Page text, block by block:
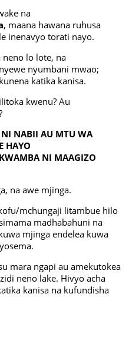
na
, maana hawana ruhusa
inenavyo torati nayo.
lo lote, na
nyumbani mwao;
katika kanisa.
kwenu? Au
NABII AU MTU WA
HAYO
NI MAAGIZO
na awe mjinga.
mchungaji litambue hilo
madhabahuni na
mjinga endelea kuwa
mara ngapi au amekutokea
neno lake. Hivyo acha
kanisa na kufundisha